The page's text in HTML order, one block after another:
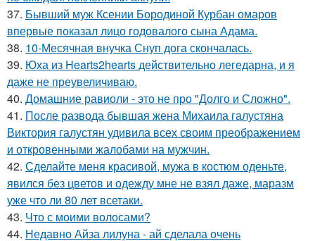
37. Бывший муж Ксении Бородиной Курбан омаров
впервые показал лицо годовалого сына Адама.
38. 10-Месячная внучка Снуп дога скончалась.
39. Юха из Hearts2hearts действительно легедарна, и я
даже не преувеличиваю.
40. Домашние равиоли - это не про "Долго и Сложно".
41. После развода бывшая жена Михаила галустяна
Виктория галустян удивила всех своим преображением
и откровенными жалобами на мужчин.
42. Сделайте меня красивой, мужа в костюм оденьте,
явился без цветов и одежду мне не взял даже, маразм
уже что ли 80 лет всетаки.
43. Что с моими волосами?
44. Недавно Айза лилуна - ай сделала очень